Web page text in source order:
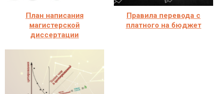
План написания
магистерской
диссертации
Правила перевода с
платного на бюджет